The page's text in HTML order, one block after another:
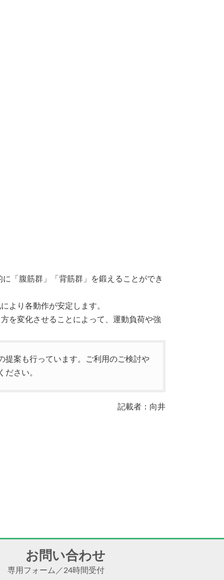
腹筋群」「背筋群」を鍛えることができ
より各動作が安定します。
を変化させることによって、運動負荷や強
案も行っています。ご利用のご検討や
ださい。
記載者：向井
お問い合わせ
専用フォーム ／24時間受付